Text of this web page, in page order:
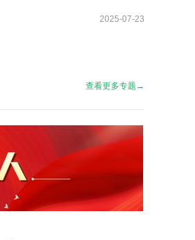
2025-07-23
查看更多专题→